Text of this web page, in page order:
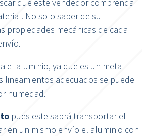
No solo saber de su
propiedades mecánicas de cada
el aluminio, ya que es un metal
lineamientos adecuados se puede
humedad.
pues este sabrá transportar el
en un mismo envío el aluminio con